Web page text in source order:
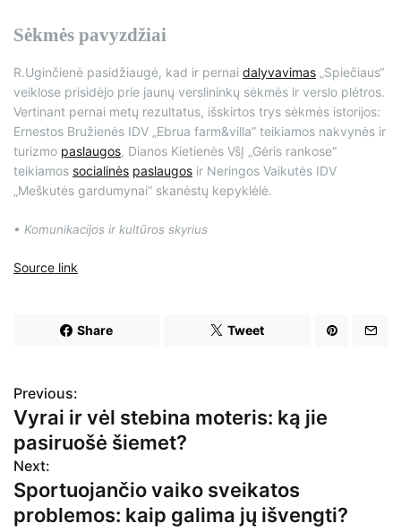
Sėkmės pavyzdžiai
R.Uginčienė pasidžiaugė, kad ir pernai dalyvavimas „Spiečiaus“
veiklose prisidėjo prie jaunų verslininkų sėkmės ir verslo plėtros.
Vertinant pernai metų rezultatus, išskirtos trys sėkmės istorijos:
Ernestos Bružienės IDV „Ebrua farm&villa” teikiamos nakvynės ir
turizmo paslaugos, Dianos Kietienės VšĮ „Gėris rankose“
teikiamos socialinės paslaugos ir Neringos Vaikutės IDV
„Meškutės gardumynai“ skanėstų kepyklėlė.
• Komunikacijos ir kultūros skyrius
Source link
Share Tweet
N
a
v
i
Previous:
Vyrai ir vėl stebina moteris: ką jie
pasiruošė šiemet?
Next:
Sportuojančio vaiko sveikatos
problemos: kaip galima jų išvengti?